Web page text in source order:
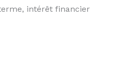
intérêt financier